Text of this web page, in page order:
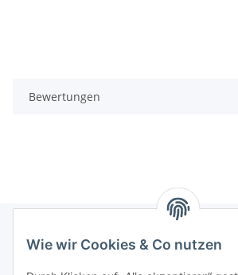
Bewertungen
Wie wir Cookies & Co nutzen